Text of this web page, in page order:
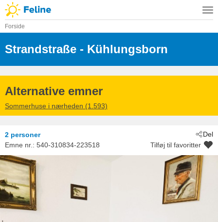
Forside
Strandstraße
- 18225
- Kühlungsborn
Alternative emner
Sommerhuse i nærheden (1.593)
Del
2 personer
Emne nr.: 540-310834-223518 Tilføj til favoritter